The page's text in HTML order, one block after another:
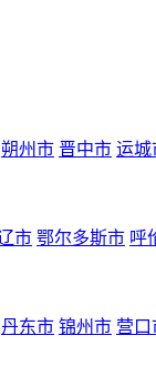
朔州市 晋中市 运城
市 鄂尔多斯市 呼
丹东市 锦州市 营口